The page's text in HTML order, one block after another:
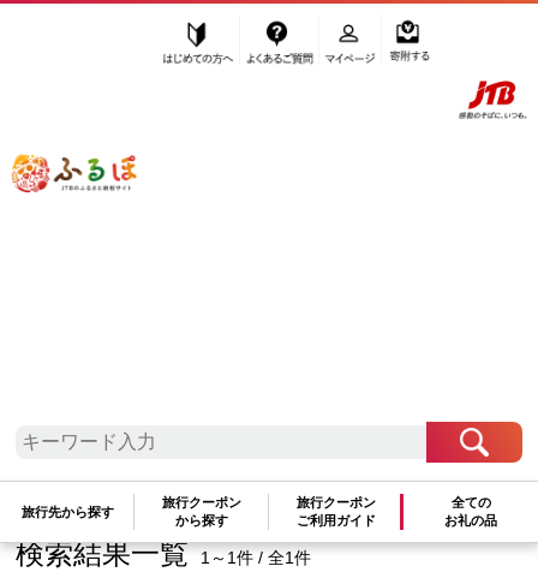
ふるぽ JTBのふるさと納税サイト
旅行先から探す
旅行クーポン
から探す
旅行クーポン
ご利用ガイド
全ての
お礼の品
検索結果一覧 1～1件 / 全1件